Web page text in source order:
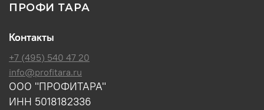
ПРОФИ ТАРА
Контакты
+7 (495) 540 47 20
info@profitara.ru
ООО "ПРОФИТАРА"
ИНН 5018182336